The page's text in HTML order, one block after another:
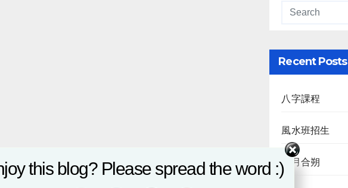
Recent Posts
八字課程
風水班招生
日月合朔
this blog? Please spread the word :)